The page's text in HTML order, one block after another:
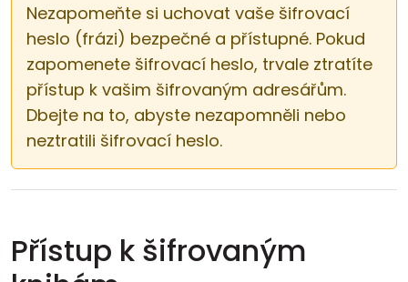
Nezapomeňte si uchovat vaše šifrovací
heslo (frázi) bezpečné a přístupné. Pokud
zapomenete šifrovací heslo, trvale ztratíte
přístup k vašim šifrovaným adresářům.
Dbejte na to, abyste nezapomněli nebo
neztratili šifrovací heslo.
Přístup k šifrovaným